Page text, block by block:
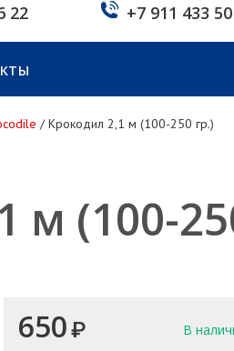
22 +7 911 433
/Крокодил 2,1 м (100-250 гр.)
м (100-
650₽ В